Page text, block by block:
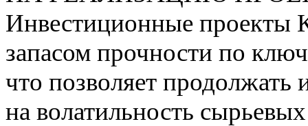
Инвестиционные проекты
запасом прочности по
что позволяет продолжать
на волатильность